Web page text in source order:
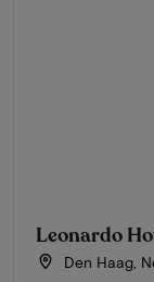
Leonardo
Den Haag,